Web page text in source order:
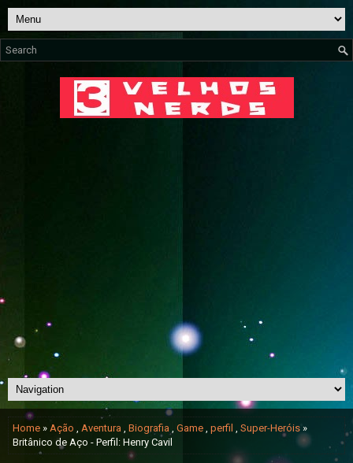
Home » Ação , Aventura , Biografia , Game , perfil , Super-Heróis »
Britânico de Aço - Perfil: Henry Cavil